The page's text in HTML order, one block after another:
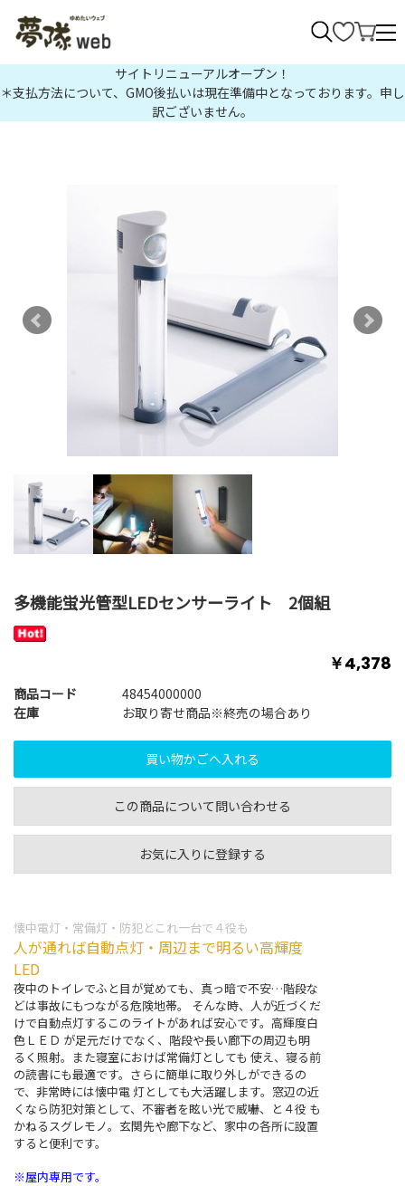
サイトリニューアルオープン！
＊支払方法について、GMO後払いは現在準備中となっております。申し
訳ございません。
多機能蛍光管型LEDセンサーライト 2個組
￥4,378
商品コード
48454000000
在庫
お取り寄せ商品※終売の場合あり
お気に入りに登録する
この商品について問い合わせる
懐中電灯・常備灯・防犯とこれ一台で４役も
人が通れば自動点灯・周辺まで明るい高輝度
LED
夜中のトイレでふと目が覚めても、真っ暗で不安…階段な
どは事故にもつながる危険地帯。 そんな時、人が近づくだ
けで自動点灯するこのライトがあれば安心です。高輝度白
色ＬＥＤ が足元だけでなく、階段や長い廊下の周辺も明
るく照射。また寝室におけば常備灯としても 使え、寝る前
の読書にも最適です。さらに簡単に取り外しができるの
で、非常時には懐中電 灯としても大活躍します。窓辺の近
くなら防犯対策として、不審者を眩い光で威嚇、と４役 も
かねるスグレモノ。玄関先や廊下など、家中の各所に設置
すると便利です。
※屋内専用です。